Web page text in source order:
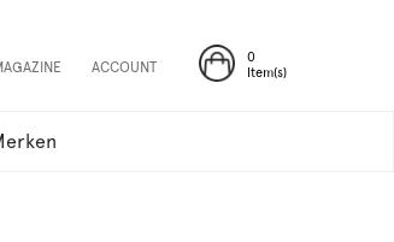
0
Item(s)
ACCOUNT